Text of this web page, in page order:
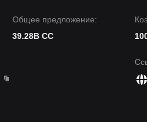
Общее предложение:
39.28B CC